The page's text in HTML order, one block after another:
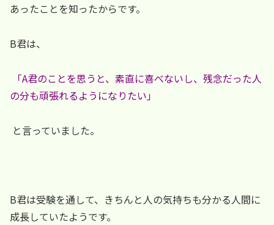
あったことを知ったからです。
B君は、
「A君のことを思うと、素直に喜べないし、残念だった人
の分も頑張れるようになりたい」
と言っていました。
B君は受験を通して、きちんと人の気持ちも分かる人間に
成長していたようです。